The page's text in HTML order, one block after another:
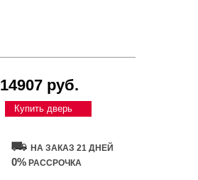
14907 руб.
Купить дверь
НА ЗАКАЗ 21 ДНЕЙ
0% РАССРОЧКА